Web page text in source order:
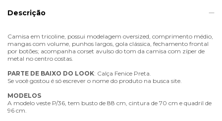
Descrição
Camisa em tricoline, possui modelagem oversized, comprimento médio,
mangas com volume, punhos largos, gola clássica, fechamento frontal
por botões; acompanha corset avulso do tom da camisa com zíper de
metal no centro costas.
PARTE DE BAIXO DO LOOK: Calça Fenice Preta.
Se você gostou é só escrever o nome do produto na busca site.
MODELOS
A modelo veste P/36, tem busto de 88 cm, cintura de 70 cm e quadril de
96 cm.